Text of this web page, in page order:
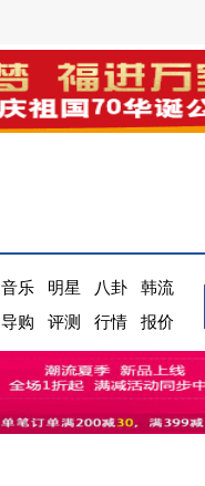
音乐 明星 八卦
韩流
导购 评测 行情 报价